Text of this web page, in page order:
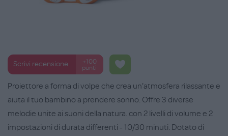
Scrivi recensione
+100
punti
Proiettore a forma di volpe che crea un'atmosfera rilassante e
aiuta il tuo bambino a prendere sonno. Offre 3 diverse
melodie unite ai suoni della natura. con 2 livelli di volume e 2
impostazioni di durata differenti - 10/30 minuti. Dotato di